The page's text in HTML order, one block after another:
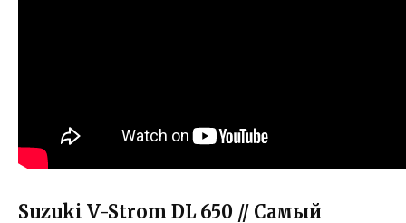
Suzuki V-Strom DL 650 // Самый